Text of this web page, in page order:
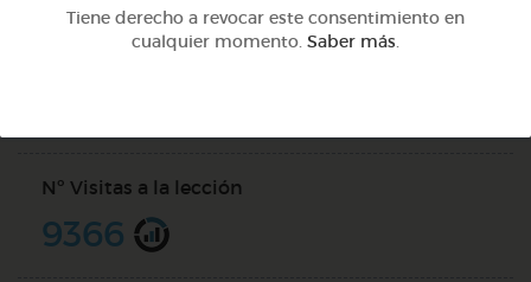
Nº Visitas a la lección
9366
Tiene derecho a revocar este consentimiento en
cualquier momento. Saber más.